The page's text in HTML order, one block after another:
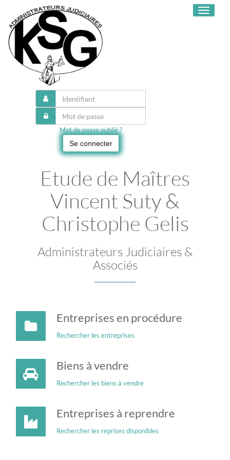
Toggle
Mot de passe oublié ?
Se connecter
Etude de Maîtres
Vincent Suty &
Christophe Gelis
Administrateurs Judiciaires &
Associés
Entreprises en procédure
Rechercher les entreprises
Biens à vendre
Rechercher les biens à vendre
Entreprises à reprendre
Rechercher les reprises disponibles